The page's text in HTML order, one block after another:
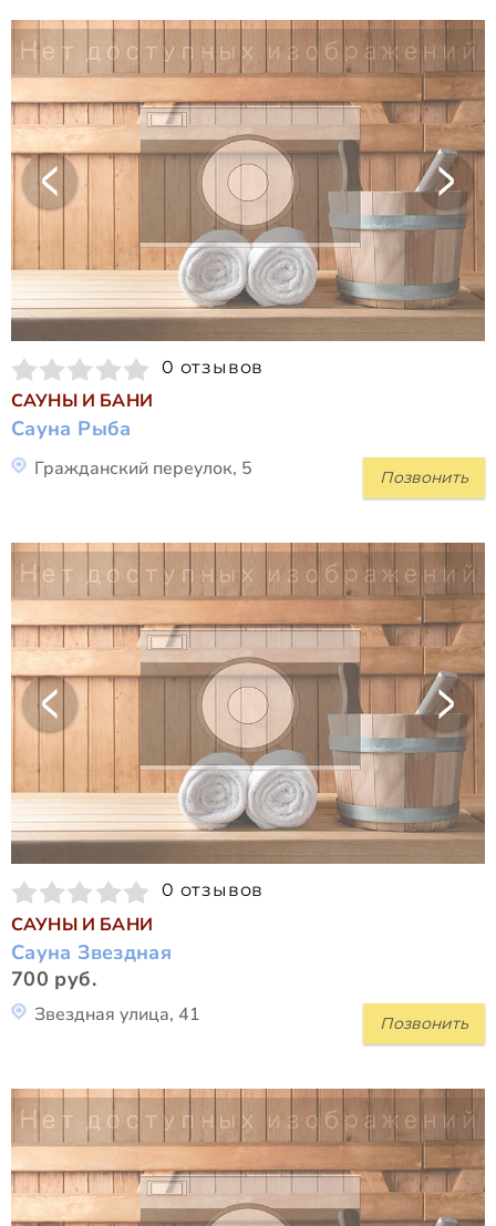
0 отзывов
САУНЫ И БАНИ
Сауна Рыба
Позвонить
Гражданский переулок, 5
0 отзывов
САУНЫ И БАНИ
Сауна Звездная
700 руб.
Позвонить
Звездная улица, 41